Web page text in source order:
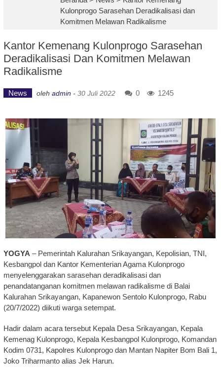
Kulonprogo Sarasehan Deradikalisasi dan
Komitmen Melawan Radikalisme
Kantor Kemenang Kulonprogo Sarasehan
Deradikalisasi Dan Komitmen Melawan
Radikalisme
News oleh admin - 30 Juli 2022 0 1245
YOGYA – Pemerintah Kalurahan Srikayangan, Kepolisian, TNI,
Kesbangpol dan Kantor Kementerian Agama Kulonprogo
menyelenggarakan sarasehan deradikalisasi dan
penandatanganan komitmen melawan radikalisme di Balai
Kalurahan Srikayangan, Kapanewon Sentolo Kulonprogo, Rabu
(20/7/2022) diikuti warga setempat.
Hadir dalam acara tersebut Kepala Desa Srikayangan, Kepala
Kemenag Kulonprogo, Kepala Kesbangpol Kulonprogo, Komandan
Kodim 0731, Kapolres Kulonprogo dan Mantan Napiter Bom Bali 1,
Joko Triharmanto alias Jek Harun.